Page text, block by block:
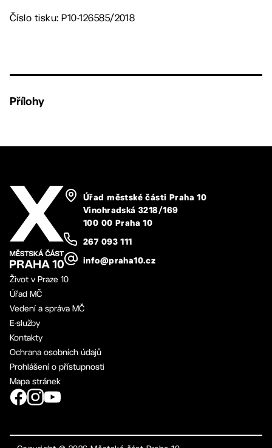
Číslo tisku: P10-126585/2018
Přílohy
Úřad městské části Praha 10
Vinohradská 3218/169
100 00 Praha 10
267 093 111
info@praha10.cz
Život v Praze 10
Úřad MČ
Vedení a správa MČ
E-služby
Kontakty
Ochrana osobních údajů
Prohlášení o přístupnosti
Mapa stránek